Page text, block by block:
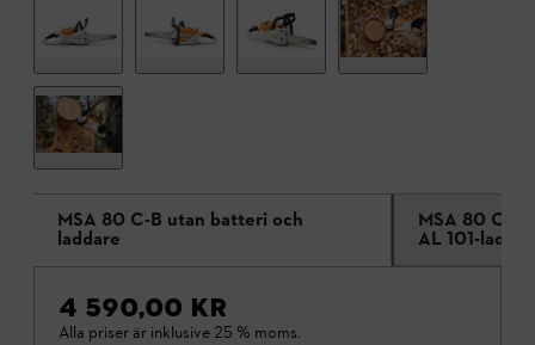
MSA 80 C-B utan batteri och
laddare
MSA 80 C-B
AL 101-
4 590,00 KR
Alla priser är inklusive 25 % moms.